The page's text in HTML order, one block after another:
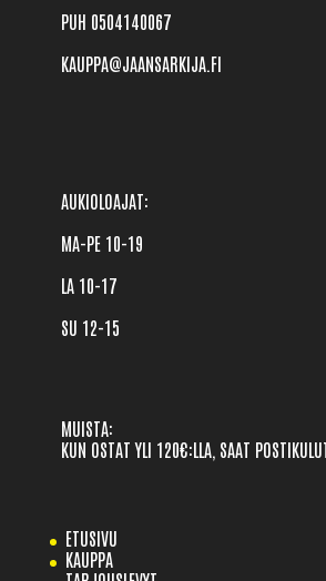
PUH 0504140067
KAUPPA@JAANSARKIJA.FI
AUKIOLOAJAT:
MA-PE 10-19
LA 10-17
SU 12-15
MUISTA:
KUN OSTAT YLI 120€:LLA, SAAT
ETUSIVU
KAUPPA